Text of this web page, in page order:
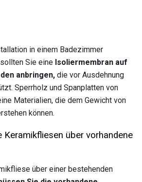
in einem Badezimmer
Sie eine Isoliermembran auf
anbringen, die vor Ausdehnung
Sperrholz und Spanplatten von
Materialien, die dem Gewicht von
können.
Keramikfliesen über vorhandene
über einer bestehenden